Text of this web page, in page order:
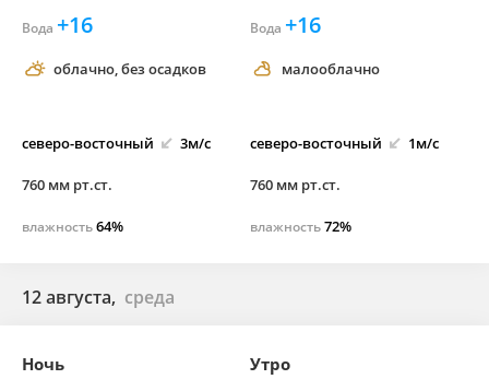
Вода +16
облачно, без осадков
северо-восточный 3м/с
760 мм рт.ст.
влажность64%
Вода +16
малооблачно
северо-восточный 1м/с
760 мм рт.ст.
влажность72%
12 августа, среда
Ночь Утро